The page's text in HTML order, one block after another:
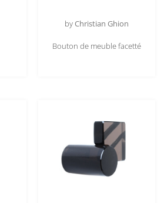
byChristian Ghion
Bouton de meuble facetté